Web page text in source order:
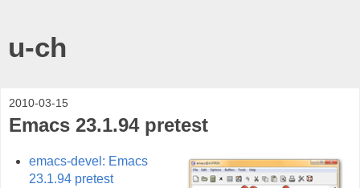
u-ch
2010-03-15
Emacs 23.1.94 pretest
emacs-devel: Emacs
23.1.94 pretest